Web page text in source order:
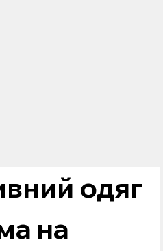
одяг
на